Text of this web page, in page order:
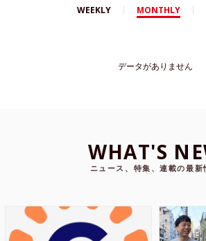
WEEKLY MONTHLY
データがありません
WHAT'S
ニュース、特集、連載の最新